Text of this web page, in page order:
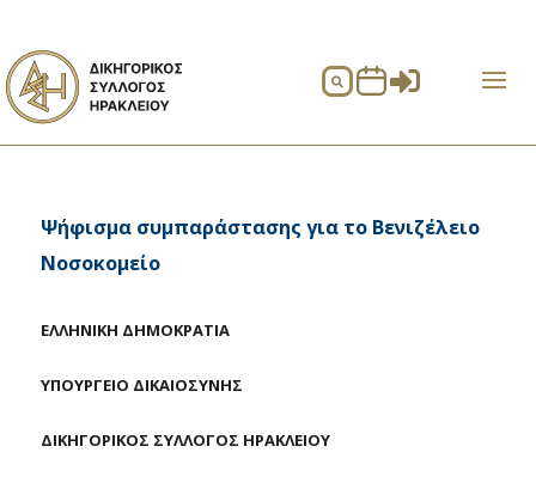
 
Ψήφισμα συμπαράστασης για το Βενιζέλειο
Νοσοκομείο
ΕΛΛΗΝΙΚΗ ΔΗΜΟΚΡΑΤΙΑ
ΥΠΟΥΡΓΕΙΟ ΔΙΚΑΙΟΣΥΝΗΣ
ΔΙΚΗΓΟΡΙΚΟΣ ΣΥΛΛΟΓΟΣ ΗΡΑΚΛΕΙΟΥ